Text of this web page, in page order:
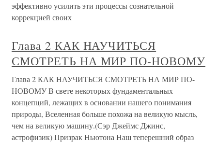
эффективно усилить эти процессы сознательной
коррекцией своих
Глава 2 КАК НАУЧИТЬСЯ
СМОТРЕТЬ НА МИР ПО-НОВОМУ
Глава 2 КАК НАУЧИТЬСЯ СМОТРЕТЬ НА МИР ПО-
НОВОМУ В свете некоторых фундаментальных
концепций, лежащих в основании нашего понимания
природы, Вселенная больше похожа на великую мысль,
чем на великую машину.(Сэр Джеймс Джинс,
астрофизик) Призрак Ньютона Наш теперешний образ